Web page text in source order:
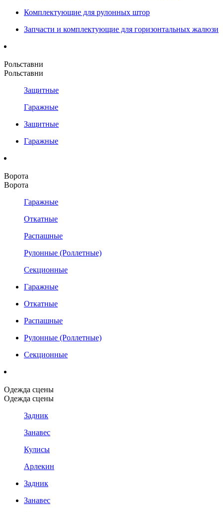
Комплектующие для рулонных штор
Запчасти и комплектующие для горизонтальных жалюзи
Рольставни
Рольставни
Защитные
Гаражные
Защитные
Гаражные
Ворота
Ворота
Гаражные
Откатные
Распашные
Рулонные (Роллетные)
Секционные
Гаражные
Откатные
Распашные
Рулонные (Роллетные)
Секционные
Одежда сцены
Одежда сцены
Задник
Занавес
Кулисы
Арлекин
Задник
Занавес